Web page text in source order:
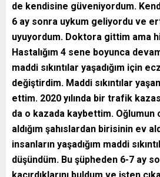
de kendisine güveniyordum.
6 ay sonra uykum geliyordu ve
uyuyordum. Doktora gittim ama
Hastalığım 4 sene boyunca
maddi sıkıntılar yaşadığım için
değiştirdim. Maddi sıkıntılar
ettim. 2020 yılında bir trafik
da o kazada kaybettim.
aldığım şahıslardan birisinin ev
insanların yaşadığım maddi
düşündüm. Bu şüpheden 6-7 ay
kaçırdıklarını buldum ve işten